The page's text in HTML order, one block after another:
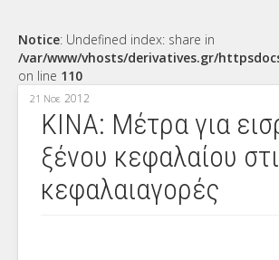
Notice: Undefined index: share in
/var/www/vhosts/derivatives.gr/
on line 110
21 Νοε 2012
ΚΙΝΑ: Μέτρα για
ξένου κεφαλαίου
κεφαλαιαγορές